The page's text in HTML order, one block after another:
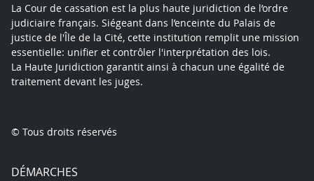
La Cour de cassation est la plus haute juridiction de l’ordre
judiciaire français. Siégeant dans l’enceinte du Palais de
justice de l'Île de la Cité, cette institution remplit une mission
essentielle: unifier et contrôler l'interprétation des lois.
La Haute Juridiction garantit ainsi à chacun une égalité de
traitement devant les juges.
© Tous droits réservés
DÉMARCHES